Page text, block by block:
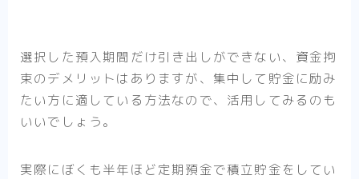
選択した預入期間だけ引き出しができない、資金拘
束のデメリットはありますが、集中して貯金に励み
たい方に適している方法なので、活用してみるのも
いいでしょう。
実際にぼくも半年ほど定期預金で積立貯金をしてい